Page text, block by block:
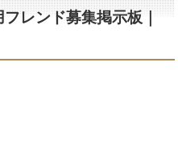
レンド募集掲示板｜